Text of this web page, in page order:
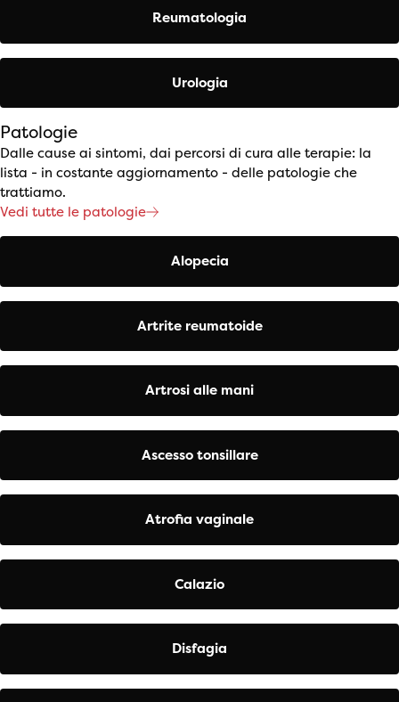
Reumatologia
Urologia
Patologie
Dalle cause ai sintomi, dai percorsi di cura alle terapie: la
lista - in costante aggiornamento - delle patologie che
trattiamo.
Vedi tutte le patologie
Alopecia
Artrite reumatoide
Artrosi alle mani
Ascesso tonsillare
Atrofia vaginale
Calazio
Disfagia